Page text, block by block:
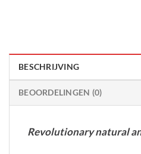
BESCHRIJVING
BEOORDELINGEN (0)
Revolutionary natural